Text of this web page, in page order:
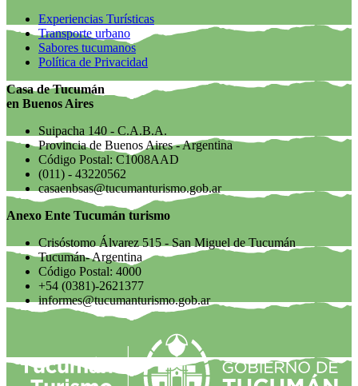
Experiencias Turísticas
Transporte urbano
Sabores tucumanos
Política de Privacidad
Casa de Tucumán
en Buenos Aires
Suipacha 140 - C.A.B.A.
Provincia de Buenos Aires - Argentina
Código Postal: C1008AAD
(011) - 43220562
casaenbsas@tucumanturismo.gob.ar
Anexo Ente Tucumán turismo
Crisóstomo Álvarez 515 - San Miguel de Tucumán
Tucumán- Argentina
Código Postal: 4000
+54 (0381)-2621377
informes@tucumanturismo.gob.ar